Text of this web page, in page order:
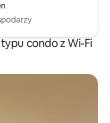
condo z Wi-Fi